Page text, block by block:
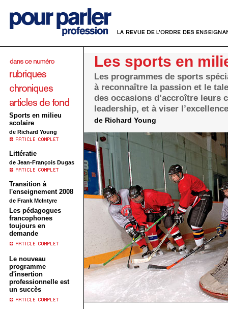
Sports en milieu
scolaire
de Richard Young
Littératie
de Jean-François Dugas
Transition à
l'enseignement 2008
de Frank McIntyre
Les pédagogues
francophones
toujours en
demande
Le nouveau
programme
d'insertion
professionnelle est
un succès
Les sports en
Les programmes de sports
à reconnaître la passion et le
des occasions d’accroître leurs
leadership, et à viser
de Richard Young